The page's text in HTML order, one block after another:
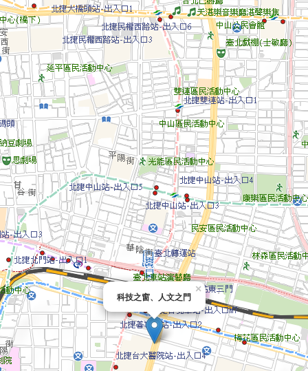
科技之窗、人文之門
×